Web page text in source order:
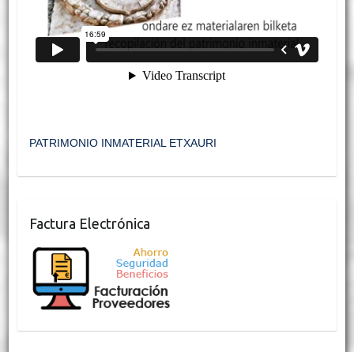
PATRIMONIO INMATERIAL ETXAURI
Factura Electrónica